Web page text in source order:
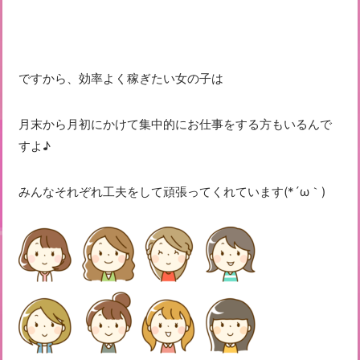
ですから、効率よく稼ぎたい女の子は
月末から月初にかけて集中的にお仕事をする方もいるんで
すよ♪
みんなそれぞれ工夫をして頑張ってくれています(*´ω｀)